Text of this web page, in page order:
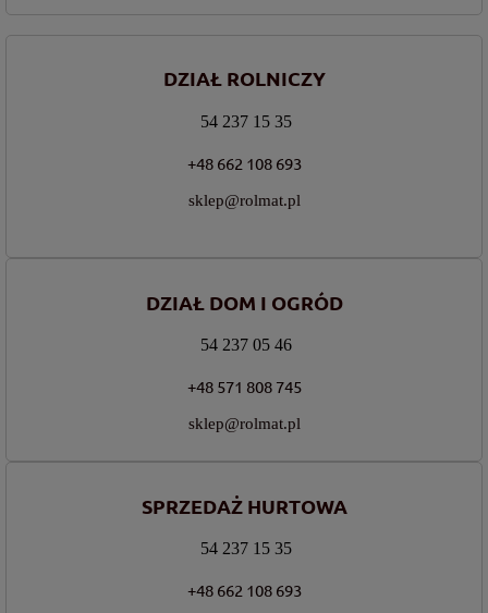
DZIAŁ ROLNICZY
54 237 15 35
+48 662 108 693
sklep@rolmat.pl
DZIAŁ DOM I OGRÓD
54 237 05 46
+48 571 808 745
sklep@rolmat.pl
SPRZEDAŻ HURTOWA
54 237 15 35
+48 662 108 693